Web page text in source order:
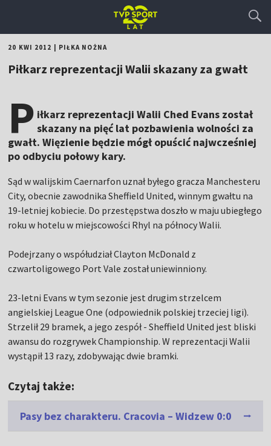
20 KWI 2012 PIŁKA NOŻNA
Piłkarz reprezentacji Walii skazany za gwałt
P iłkarz reprezentacji Walii Ched Evans został
skazany na pięć lat pozbawienia wolności za
gwałt. Więzienie będzie mógł opuścić najwcześniej
po odbyciu połowy kary.
Sąd w walijskim Caernarfon uznał byłego gracza Manchesteru
City, obecnie zawodnika Sheffield United, winnym gwałtu na
19-letniej kobiecie. Do przestępstwa doszło w maju ubiegłego
roku w hotelu w miejscowości Rhyl na północy Walii.
Podejrzany o współudział Clayton McDonald z
czwartoligowego Port Vale został uniewinniony.
23-letni Evans w tym sezonie jest drugim strzelcem
angielskiej League One (odpowiednik polskiej trzeciej ligi).
Strzelił 29 bramek, a jego zespół - Sheffield United jest bliski
awansu do rozgrywek Championship. W reprezentacji Walii
wystąpił 13 razy, zdobywając dwie bramki.
Czytaj także:
Pasy bez charakteru. Cracovia – Widzew 0:0